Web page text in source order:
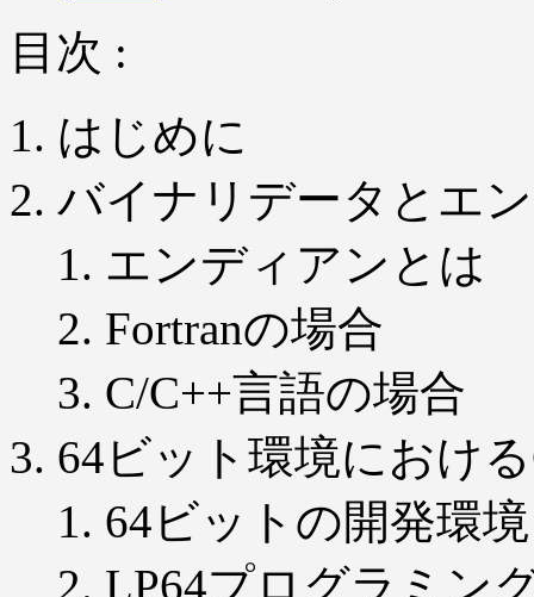
目次 :
はじめに
バイナリデータとエ
エンディアンとは
Fortranの場合
C/C++言語の場合
64ビット環境におけ
64ビットの開発環境
LP64プログラミン